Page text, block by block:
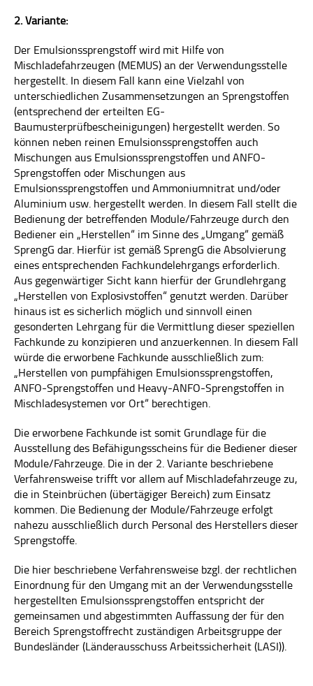
2. Variante:
Der Emulsionssprengstoff wird mit Hilfe von
Mischladefahrzeugen (MEMUS) an der Verwendungsstelle
hergestellt. In diesem Fall kann eine Vielzahl von
unterschiedlichen Zusammensetzungen an Sprengstoffen
(entsprechend der erteilten EG-
Baumusterprüfbescheinigungen) hergestellt werden. So
können neben reinen Emulsionssprengstoffen auch
Mischungen aus Emulsionssprengstoffen und ANFO-
Sprengstoffen oder Mischungen aus
Emulsionssprengstoffen und Ammoniumnitrat und/oder
Aluminium usw. hergestellt werden. In diesem Fall stellt die
Bedienung der betreffenden Module/Fahrzeuge durch den
Bediener ein „Herstellen“ im Sinne des „Umgang“ gemäß
SprengG dar. Hierfür ist gemäß SprengG die Absolvierung
eines entsprechenden Fachkundelehrgangs erforderlich.
Aus gegenwärtiger Sicht kann hierfür der Grundlehrgang
„Herstellen von Explosivstoffen“ genutzt werden. Darüber
hinaus ist es sicherlich möglich und sinnvoll einen
gesonderten Lehrgang für die Vermittlung dieser speziellen
Fachkunde zu konzipieren und anzuerkennen. In diesem Fall
würde die erworbene Fachkunde ausschließlich zum:
„Herstellen von pumpfähigen Emulsionssprengstoffen,
ANFO-Sprengstoffen und Heavy-ANFO-Sprengstoffen in
Mischladesystemen vor Ort“ berechtigen.
Die erworbene Fachkunde ist somit Grundlage für die
Ausstellung des Befähigungsscheins für die Bediener dieser
Module/Fahrzeuge. Die in der 2. Variante beschriebene
Verfahrensweise trifft vor allem auf Mischladefahrzeuge zu,
die in Steinbrüchen (übertägiger Bereich) zum Einsatz
kommen. Die Bedienung der Module/Fahrzeuge erfolgt
nahezu ausschließlich durch Personal des Herstellers dieser
Sprengstoffe.
Die hier beschriebene Verfahrensweise bzgl. der rechtlichen
Einordnung für den Umgang mit an der Verwendungsstelle
hergestellten Emulsionssprengstoffen entspricht der
gemeinsamen und abgestimmten Auffassung der für den
Bereich Sprengstoffrecht zuständigen Arbeitsgruppe der
Bundesländer (Länderausschuss Arbeitssicherheit (LASI)).